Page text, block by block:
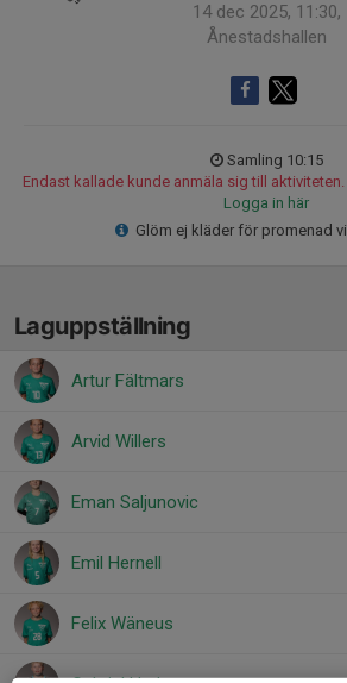
14 dec 2025, 11:30,
Ånestadshallen
Samling 10:15
Endast kallade kunde anmäla sig till
Logga in här
Glöm ej kläder för promenad
Laguppställning
Artur Fältmars
Arvid Willers
Eman Saljunovic
Emil Hernell
Felix Wäneus